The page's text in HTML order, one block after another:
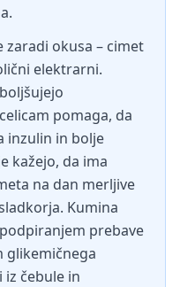
zaradi okusa – cimet
elektrarni.
pomaga, da
inzulin in bolje
kažejo, da ima
na dan merljive
Kumina
prebave
glikemičnega
iz čebule in